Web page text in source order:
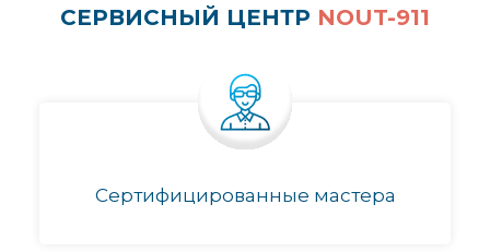
СЕРВИСНЫЙ ЦЕНТР NOUT-911
Сертифицированные мастера